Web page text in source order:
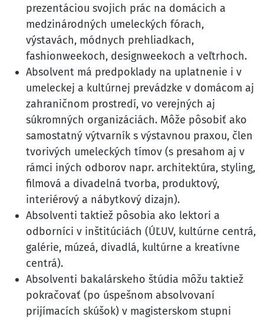
prezentáciou svojich prác na domácich a
medzinárodných umeleckých fórach,
výstavách, módnych prehliadkach,
fashionweekoch, designweekoch a veľtrhoch.
Absolvent má predpoklady na uplatnenie i v
umeleckej a kultúrnej prevádzke v domácom aj
zahraničnom prostredí, vo verejných aj
súkromných organizáciách. Môže pôsobiť ako
samostatný výtvarník s výstavnou praxou, člen
tvorivých umeleckých tímov (s presahom aj v
rámci iných odborov napr. architektúra, styling,
filmová a divadelná tvorba, produktový,
interiérový a nábytkový dizajn).
Absolventi taktiež pôsobia ako lektori a
odborníci v inštitúciách (ÚĽUV, kultúrne centrá,
galérie, múzeá, divadlá, kultúrne a kreatívne
centrá).
Absolventi bakalárskeho štúdia môžu taktiež
pokračovať (po úspešnom absolvovaní
prijímacích skúšok) v magisterskom stupni